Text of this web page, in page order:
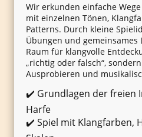
Wir erkunden einfache
mit einzelnen Tönen,
Patterns. Durch kleine
Übungen und gemeinsames
Raum für klangvolle
„richtig oder falsch“,
Ausprobieren und
✔️ Grundlagen der freien
Harfe
✔️ Spiel mit Klangfarben,